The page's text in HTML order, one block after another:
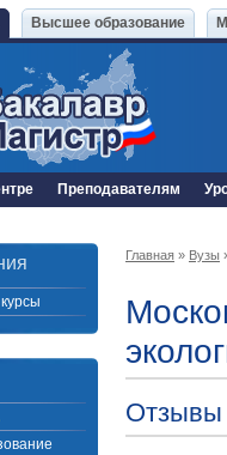
Высшее образование
Преподавателям
Главная » Вузы
Отзывы